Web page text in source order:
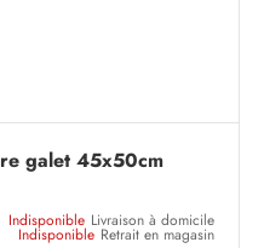
galet 45x50cm
Indisponible Livraison à domicile
Indisponible Retrait en magasin